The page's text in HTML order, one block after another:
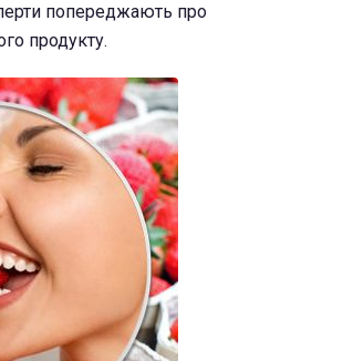
попереджають про
продукту.